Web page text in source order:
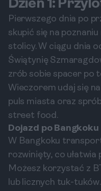
Dzień 1:
Pierwszego dnia po
skupić się na
stolicy. W ciągu dnia
Świątynię
zrób sobie spacer po
Wieczorem udaj się
puls miasta oraz
street food.
Dojazd po Bangkoku
W Bangkoku
rozwinięty, co ułatwia
Możesz korzystać z
lub licznych tuk-